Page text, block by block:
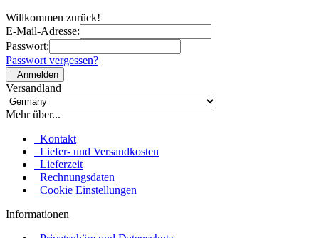
Willkommen zurück!
E-Mail-Adresse:
Passwort:
Passwort vergessen?
Anmelden
Versandland
Mehr über...
Kontakt
Liefer- und Versandkosten
Lieferzeit
Rechnungsdaten
Cookie Einstellungen
Informationen